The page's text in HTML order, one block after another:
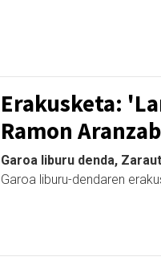
Erakusketa:
Ramon
Garoa liburu denda,
Garoa liburu-dendaren